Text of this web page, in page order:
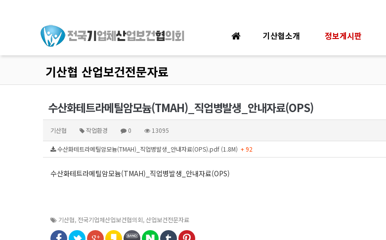
기산협소개 정보게시판
기산협 산업보건전문자료
수산화테트라메틸암모늄(TMAH)_직업병발생_안내자료(OPS)
기산협 작업환경 0 13095
수산화테트라메틸암모늄(TMAH)_직업병발생_안내자료(OPS).pdf (1.8M) + 92
수산화테트라메틸암모늄(TMAH)_직업병발생_안내자료(OPS)
기산협, 전국기업체산업보건협의회,산업보건전문자료